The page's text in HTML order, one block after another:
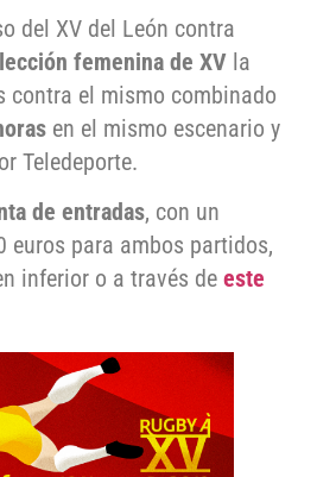
del XV del León contra
femenina de XV la
contra el mismo combinado
en el mismo escenario y
Teledeporte.
de entradas, con un
euros para ambos partidos,
inferior o a través de este